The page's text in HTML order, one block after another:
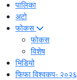
पालिका
अटो
फोकस
फोकस
विशेष
भिडियो
फिफा विश्वकप- २०२६